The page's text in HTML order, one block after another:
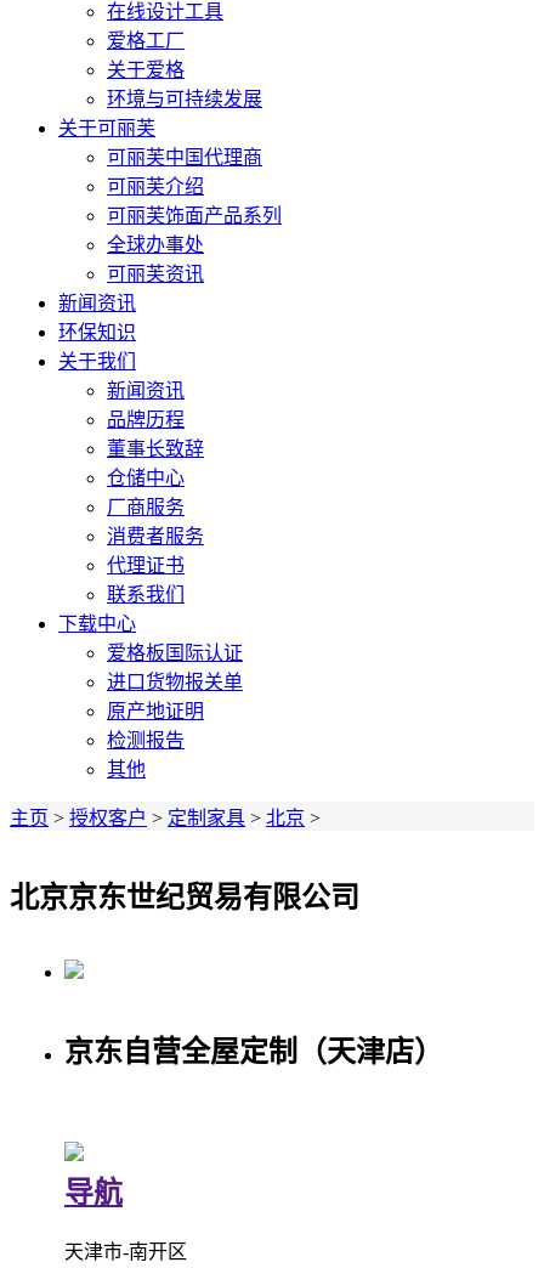
在线设计工具
爱格工厂
关于爱格
环境与可持续发展
关于可丽芙
可丽芙中国代理商
可丽芙介绍
可丽芙饰面产品系列
全球办事处
可丽芙资讯
新闻资讯
环保知识
关于我们
新闻资讯
品牌历程
董事长致辞
仓储中心
厂商服务
消费者服务
代理证书
联系我们
下载中心
爱格板国际认证
进口货物报关单
原产地证明
检测报告
其他
主页 > 授权客户 > 定制家具 > 北京 >
北京京东世纪贸易有限公司
京东自营全屋定制（天津店）
导航
天津市-南开区